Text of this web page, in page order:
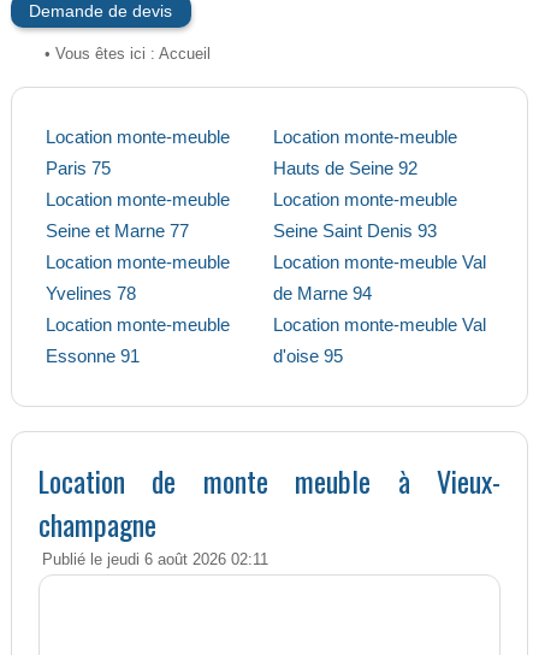
Demande de devis
• Vous êtes ici : Accueil
Location monte-meuble
Paris 75
Location monte-meuble
Seine et Marne 77
Location monte-meuble
Yvelines 78
Location monte-meuble
Essonne 91
Location monte-meuble
Hauts de Seine 92
Location monte-meuble
Seine Saint Denis 93
Location monte-meuble Val
de Marne 94
Location monte-meuble Val
d'oise 95
Location de monte meuble à Vieux-
champagne
Publié le jeudi 6 août 2026 02:11